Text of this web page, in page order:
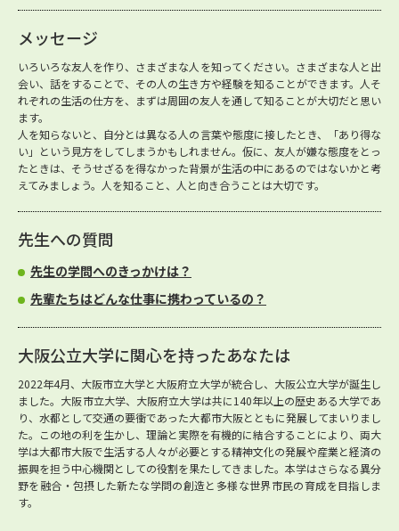
メッセージ
いろいろな友人を作り、さまざまな人を知ってください。さまざまな人と出
会い、話をすることで、その人の生き方や経験を知ることができます。人そ
れぞれの生活の仕方を、まずは周囲の友人を通して知ることが大切だと思い
ます。
人を知らないと、自分とは異なる人の言葉や態度に接したとき、「あり得な
い」という見方をしてしまうかもしれません。仮に、友人が嫌な態度をとっ
たときは、そうせざるを得なかった背景が生活の中にあるのではないかと考
えてみましょう。人を知ること、人と向き合うことは大切です。
先生への質問
先生の学問へのきっかけは？
先輩たちはどんな仕事に携わっているの？
大阪公立大学に関心を持ったあなたは
2022年4月、大阪市立大学と大阪府立大学が統合し、大阪公立大学が誕生し
ました。大阪市立大学、大阪府立大学は共に140年以上の歴史ある大学であ
り、水都として交通の要衝であった大都市大阪とともに発展してまいりまし
た。この地の利を生かし、理論と実際を有機的に結合することにより、両大
学は大都市大阪で生活する人々が必要とする精神文化の発展や産業と経済の
振興を担う中心機関としての役割を果たしてきました。本学はさらなる異分
野を融合・包摂した新たな学問の創造と多様な世界市民の育成を目指しま
す。